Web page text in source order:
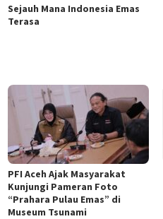
Sejauh Mana Indonesia Emas
Terasa
PFI Aceh Ajak Masyarakat
Kunjungi Pameran Foto
“Prahara Pulau Emas” di
Museum Tsunami